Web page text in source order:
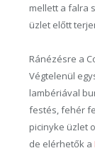
mellett a falra
üzlet előtt
Ránézésre a
Végtelenül
lambériával
festés, fehér
picinyke üzlet
de elérhetők a